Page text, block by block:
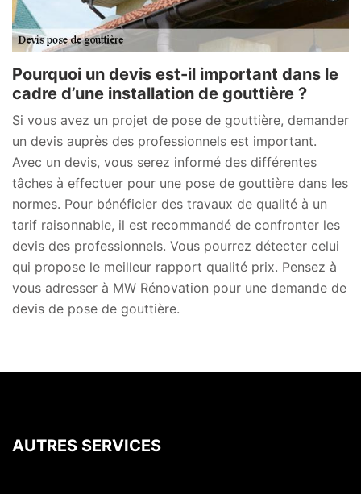
Pourquoi un devis est-il important dans le
cadre d’une installation de gouttière ?
Si vous avez un projet de pose de gouttière, demander
un devis auprès des professionnels est important.
Avec un devis, vous serez informé des différentes
tâches à effectuer pour une pose de gouttière dans les
normes. Pour bénéficier des travaux de qualité à un
tarif raisonnable, il est recommandé de confronter les
devis des professionnels. Vous pourrez détecter celui
qui propose le meilleur rapport qualité prix. Pensez à
vous adresser à MW Rénovation pour une demande de
devis de pose de gouttière.
AUTRES SERVICES